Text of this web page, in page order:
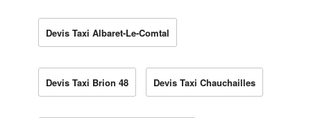
Devis Taxi Albaret-Le-Comtal
Devis Taxi Brion 48 Devis Taxi Chauchailles